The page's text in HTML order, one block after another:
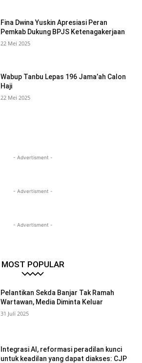
Fina Dwina Yuskin Apresiasi Peran
Pemkab Dukung BPJS Ketenagakerjaan
22 Mei 2025
Wabup Tanbu Lepas 196 Jama’ah Calon
Haji
22 Mei 2025
- Advertisment -
- Advertisment -
- Advertisment -
MOST POPULAR
Pelantikan Sekda Banjar Tak Ramah
Wartawan, Media Diminta Keluar
31 Juli 2025
Integrasi AI, reformasi peradilan kunci
untuk keadilan yang dapat diakses: CJP